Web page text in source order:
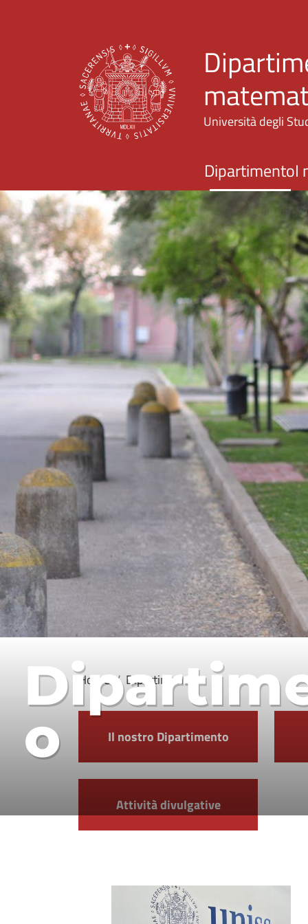
Università degli
DipartimentoI
o
Home Dipartimento
Il nostro Dipartimento
Attività divulgative